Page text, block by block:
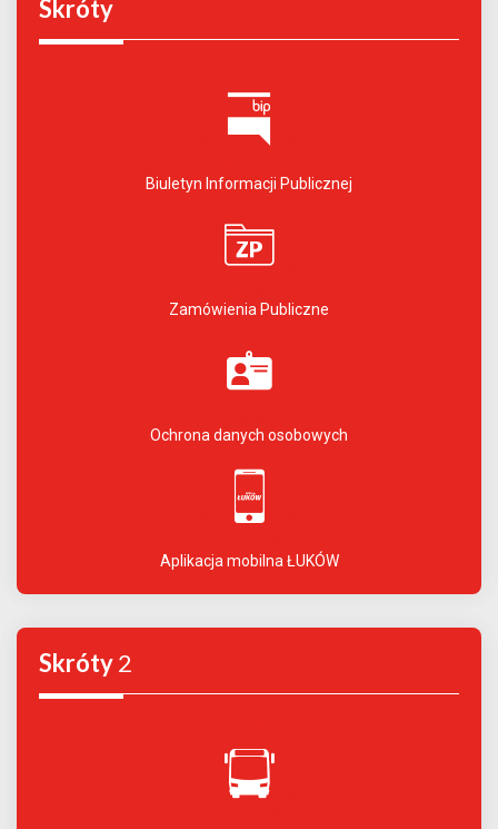
Skróty
Biuletyn Informacji Publicznej
Zamówienia Publiczne
Ochrona danych osobowych
Aplikacja mobilna ŁUKÓW
Skróty2